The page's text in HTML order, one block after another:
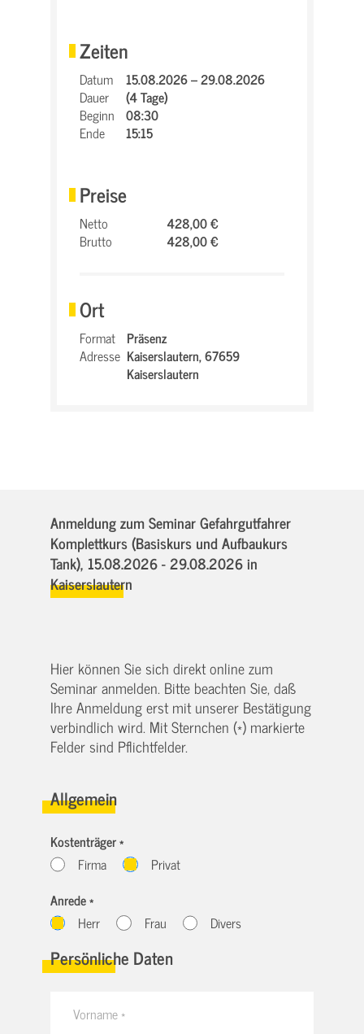
Zeiten
Datum
15.08.2026 – 29.08.2026
Dauer
(4 Tage)
Beginn 08:30
Ende
15:15
Preise
Netto
428,00 €
Brutto
428,00 €
Ort
Format Präsenz
Adresse Kaiserslautern,67659
Kaiserslautern
Anmeldung zum Seminar Gefahrgutfahrer
Komplettkurs (Basiskurs und Aufbaukurs
Tank), 15.08.2026 - 29.08.2026in
Kaiserslautern
Hier können Sie sich direkt online zum
Seminar anmelden. Bitte beachten Sie, daß
Ihre Anmeldung erst mit unserer Bestätigung
verbindlich wird. Mit Sternchen (*) markierte
Felder sind Pflichtfelder.
Allgemein
Kostenträger *
Firma
Privat
Anrede *
Herr
Frau Divers
Persönliche Daten